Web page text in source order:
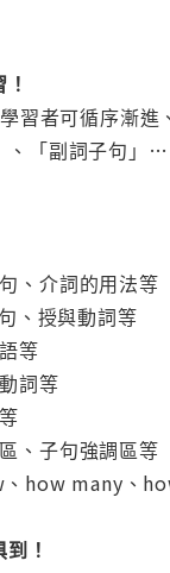
習者可循序漸
「副詞子句
、介詞的用法等
、授與動詞等
等
詞等
、子句強調區等
how many、
！